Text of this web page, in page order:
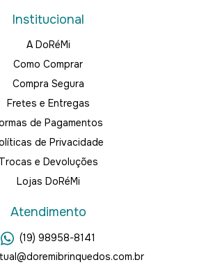
Institucional
A DoRéMi
Como Comprar
Compra Segura
Fretes e Entregas
de Pagamentos
de Privacidade
Trocas e Devoluções
Lojas DoRéMi
Atendimento
(19) 98958-8141